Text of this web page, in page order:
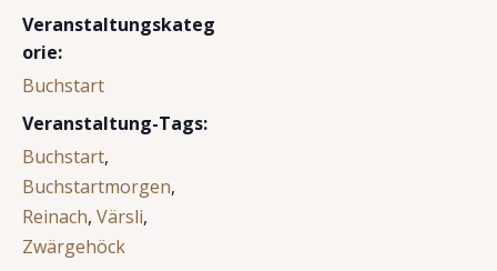
Veranstaltungskateg
orie:
Buchstart
Veranstaltung-Tags:
Buchstart,
Buchstartmorgen,
Reinach, Värsli,
Zwärgehöck